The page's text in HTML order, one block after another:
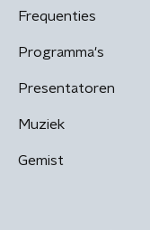
Frequenties
Programma's
Presentatoren
Muziek
Gemist